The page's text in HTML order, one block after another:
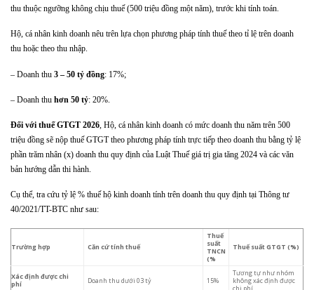
thu thuộc ngưỡng không chịu thuế (500 triệu đồng một năm), trước khi tính toán.
Hộ, cá nhân kinh doanh nêu trên lựa chọn phương pháp tính thuế theo tỉ lệ trên doanh
thu hoặc theo thu nhập.
– Doanh thu 3 – 50 tỷ đồng: 17%;
– Doanh thu hơn 50 tỷ: 20%.
Đối với thuế GTGT 2026, Hộ, cá nhân kinh doanh có mức doanh thu năm trên 500
triệu đồng sẽ nộp thuế GTGT theo phương pháp tính trực tiếp theo doanh thu bằng tỷ lệ
phần trăm nhân (x) doanh thu quy định của Luật Thuế giá trị gia tăng 2024 và các văn
bản hướng dẫn thi hành.
Cụ thể, tra cứu tỷ lệ % thuế hộ kinh doanh tính trên doanh thu quy định tại Thông tư
40/2021/TT-BTC như sau:
Trường hợp Căn cứ tính thuế
Thuế
suất
TNCN
(%
Thuế suất GTGT (%)
Xác định được chi
phí
Doanh thu dưới 03 tỷ 15%
Tương tự như nhóm
không xác định được
chi phí